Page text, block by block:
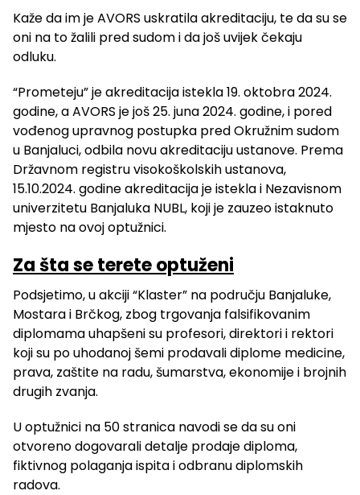
Kaže da im je AVORS uskratila akreditaciju, te da su se
oni na to žalili pred sudom i da još uvijek čekaju
odluku.
“Prometeju” je akreditacija istekla 19. oktobra 2024.
godine, a AVORS je još 25. juna 2024. godine, i pored
vođenog upravnog postupka pred Okružnim sudom
u Banjaluci, odbila novu akreditaciju ustanove. Prema
Državnom registru visokoškolskih ustanova,
15.10.2024. godine akreditacija je istekla i Nezavisnom
univerzitetu Banjaluka NUBL, koji je zauzeo istaknuto
mjesto na ovoj optužnici.
Za šta se terete optuženi
Podsjetimo, u akciji “Klaster” na području Banjaluke,
Mostara i Brčkog, zbog trgovanja falsifikovanim
diplomama uhapšeni su profesori, direktori i rektori
koji su po uhodanoj šemi prodavali diplome medicine,
prava, zaštite na radu, šumarstva, ekonomije i brojnih
drugih zvanja.
U optužnici na 50 stranica navodi se da su oni
otvoreno dogovarali detalje prodaje diploma,
fiktivnog polaganja ispita i odbranu diplomskih
radova.